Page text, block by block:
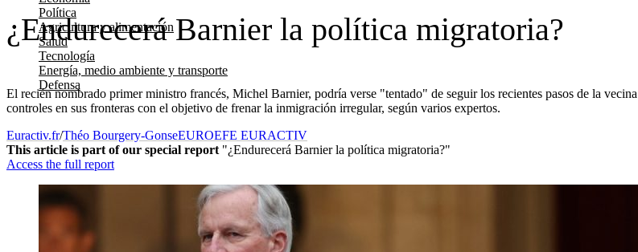
Política
Agricultura y alimentación
Salud
Tecnología
Energía, medio ambiente y transporte
Defensa
¿Endurecerá Barnier la política migratoria?
El recién nombrado primer ministro francés, Michel Barnier, podría verse "tentado" de seguir los recientes pasos de la
controles en sus fronteras con el objetivo de frenar la inmigración irregular, según varios expertos.
Euractiv.fr/Théo Bourgery-GonseEUROEFE EURACTIV
This article is part of our special report "¿Endurecerá Barnier la política migratoria?"
Access the full report